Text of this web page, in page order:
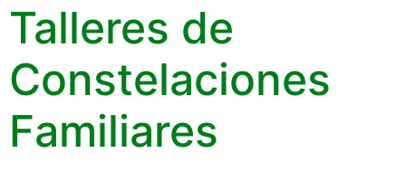
Talleres de
Constelaciones
Familiares